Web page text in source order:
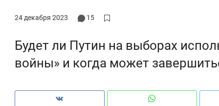
24 декабря 2023 15
Будет ли Путин на выборах
войны» и когда может